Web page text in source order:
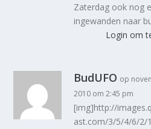
Zaterdag ook nog
ingewanden naar
Login om
BudUFO op
2010 om 2:45 pm
[img]http://
ast.com/3/5/4/6/2/